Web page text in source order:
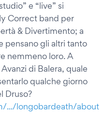
e “live” si
Correct band per
& Divertimento; a
pensano gli altri tanto
nemmeno loro. A
di Balera, quale
qualche giorno
Druso?
.../longobardeath/about